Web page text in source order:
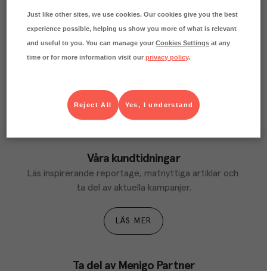
Våra kundtidningar
Läs inspirerande reportage, matnyttiga artiklar och
ta del av aktuella kampanjer.
LÄS MER
Ta del av Menigo Partner
Just like other sites, we use cookies. Our cookies give you the best
experience possible, helping us show you more of what is relevant
and useful to you. You can manage yourCookies Settings at any
time or for more information visit ourprivacy policy.
Yes, I understand
Reject All